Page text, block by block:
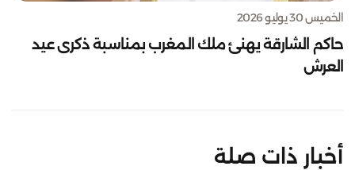
الخميس 30 يوليو 2026
حاكم الشارقة يهنئ ملك المغرب بمناسبة ذكرى عيد
العرش
أخبار ذات صلة